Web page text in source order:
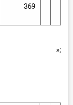
369
»;